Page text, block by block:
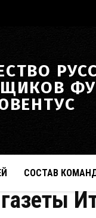
СОСТАВ